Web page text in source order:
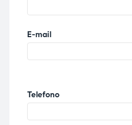
E-mail
Telefono